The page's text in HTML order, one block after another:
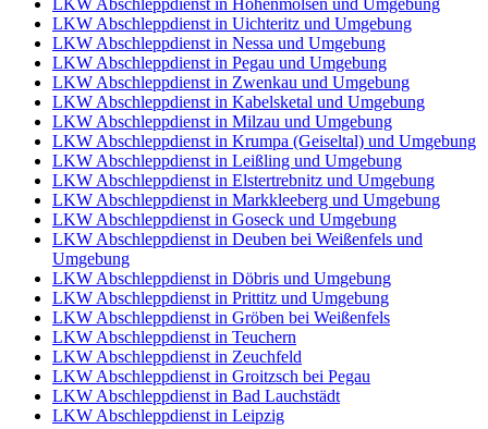
LKW Abschleppdienst in Uichteritz und Umgebung
LKW Abschleppdienst in Nessa und Umgebung
LKW Abschleppdienst in Pegau und Umgebung
LKW Abschleppdienst in Zwenkau und Umgebung
LKW Abschleppdienst in Kabelsketal und Umgebung
LKW Abschleppdienst in Milzau und Umgebung
LKW Abschleppdienst in Krumpa (Geiseltal) und Umgebung
LKW Abschleppdienst in Leißling und Umgebung
LKW Abschleppdienst in Elstertrebnitz und Umgebung
LKW Abschleppdienst in Markkleeberg und Umgebung
LKW Abschleppdienst in Goseck und Umgebung
LKW Abschleppdienst in Deuben bei Weißenfels und
Umgebung
LKW Abschleppdienst in Döbris und Umgebung
LKW Abschleppdienst in Prittitz und Umgebung
LKW Abschleppdienst in Gröben bei Weißenfels
LKW Abschleppdienst in Teuchern
LKW Abschleppdienst in Zeuchfeld
LKW Abschleppdienst in Groitzsch bei Pegau
LKW Abschleppdienst in Bad Lauchstädt
LKW Abschleppdienst in Leipzig